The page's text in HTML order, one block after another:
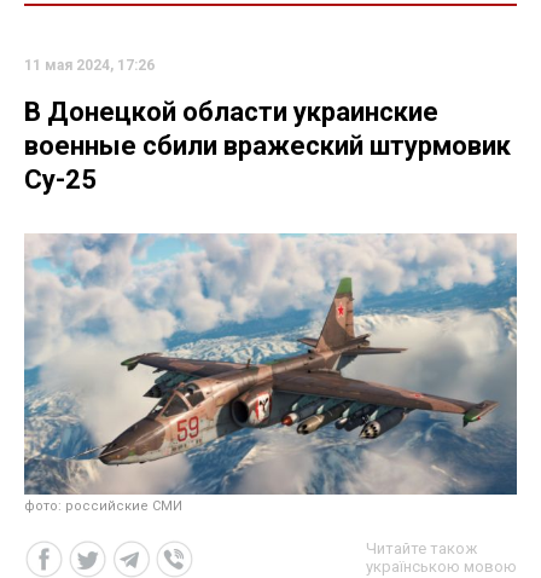
11 мая 2024, 17:26
В Донецкой области украинские
военные сбили вражеский штурмовик
Су-25
фото: российские СМИ
Читайте також
українською мовою